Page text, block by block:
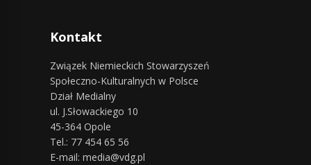
Kontakt
Związek Niemieckich Stowarzyszeń
Społeczno-Kulturalnych w Polsce
Dział Medialny
ul. J.Słowackiego 10
45-364 Opole
Tel.: 77 454 65 56
E-mail: media@vdg.pl